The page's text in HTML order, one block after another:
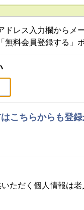
レス入力欄からメ
料会員登録する」
こちらからも登録
ただく個人情報は